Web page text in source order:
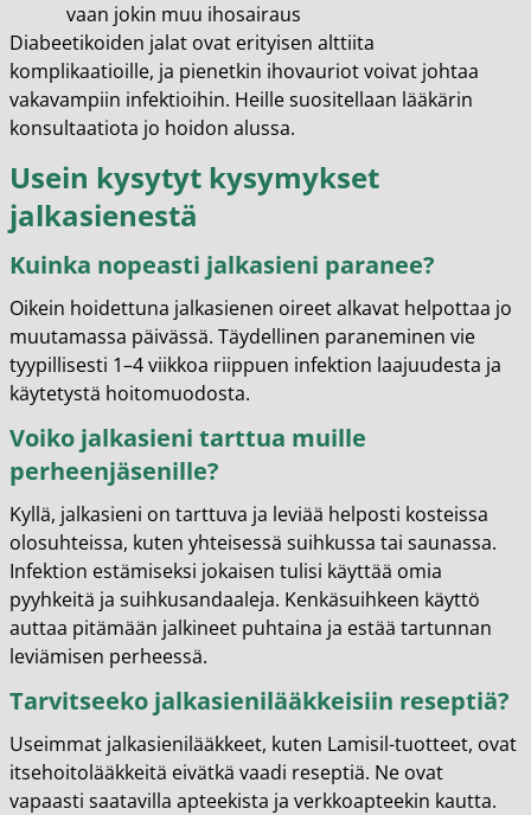
vaan jokin muu ihosairaus
Diabeetikoiden jalat ovat erityisen alttiita
komplikaatioille, ja pienetkin ihovauriot voivat johtaa
vakavampiin infektioihin. Heille suositellaan lääkärin
konsultaatiota jo hoidon alussa.
Usein kysytyt kysymykset
jalkasienestä
Kuinka nopeasti jalkasieni paranee?
Oikein hoidettuna jalkasienen oireet alkavat helpottaa jo
muutamassa päivässä. Täydellinen paraneminen vie
tyypillisesti 1–4 viikkoa riippuen infektion laajuudesta ja
käytetystä hoitomuodosta.
Voiko jalkasieni tarttua muille
perheenjäsenille?
Kyllä, jalkasieni on tarttuva ja leviää helposti kosteissa
olosuhteissa, kuten yhteisessä suihkussa tai saunassa.
Infektion estämiseksi jokaisen tulisi käyttää omia
pyyhkeitä ja suihkusandaaleja. Kenkäsuihkeen käyttö
auttaa pitämään jalkineet puhtaina ja estää tartunnan
leviämisen perheessä.
Tarvitseeko jalkasienilääkkeisiin reseptiä?
Useimmat jalkasienilääkkeet, kuten Lamisil-tuotteet, ovat
itsehoitolääkkeitä eivätkä vaadi reseptiä. Ne ovat
vapaasti saatavilla apteekista ja verkkoapteekin kautta.